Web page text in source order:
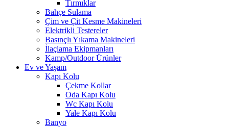
Tırmıklar
Bahçe Sulama
Çim ve Çit Kesme Makineleri
Elektrikli Testereler
Basınçlı Yıkama Makineleri
İlaçlama Ekipmanları
Kamp/Outdoor Ürünler
Ev ve Yaşam
Kapı Kolu
Çekme Kollar
Oda Kapı Kolu
Wc Kapı Kolu
Yale Kapı Kolu
Banyo